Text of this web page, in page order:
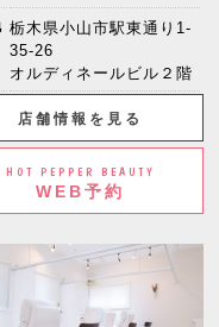
栃木県小山市駅東通り1-
35-26
オルディネールビル２階
店舗情報を見る
HOT PEPPER BEAUTY
WEB予約